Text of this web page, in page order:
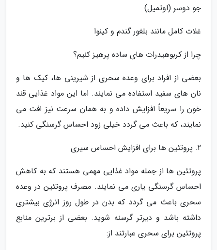
جو دوسر (اوتمیل)
غلات کامل مانند بلغور گندم و کینوا
چرا از کربوهیدرات های ساده پرهیز کنیم؟
بعضی از افراد برای وعده سحری از شیرینی ها، کیک ها و
نان های سفید استفاده می نمایند. اما این مواد غذایی قند
خون را سریعاً افزایش داده و به همان سرعت نیز افت می
نمایند، که باعث می گردد خیلی زود احساس گرسنگی کنید.
2. پروتئین ها برای افزایش احساس سیری
پروتئین ها از جمله مواد غذایی مهمی هستند که به کاهش
احساس گرسنگی یاری می نمایند. مصرف پروتئین در وعده
سحری باعث می گردد که بدن در طول روز انرژی بیشتری
داشته باشد و دیرتر گرسنه شوید. بعضی از برترین منابع
پروتئین برای سحری عبارتند از: